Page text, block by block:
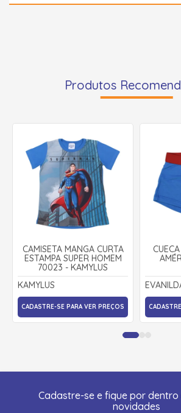
Produtos
CAMISETA MANGA CURTA
ESTAMPA SUPER HOMEM
70023 - KAMYLUS
KAMYLUS
CADASTRE-SE PARA VER PREÇOS
Cadastre-se e fique por
novidades